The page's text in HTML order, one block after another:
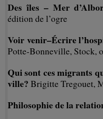
Des îles – Mer
édition de l’ogre
Voir venir–Écrire
Potte-Bonneville, Stock,
Qui sont ces migrants
ville? Brigitte Tregouet,
Philosophie de la